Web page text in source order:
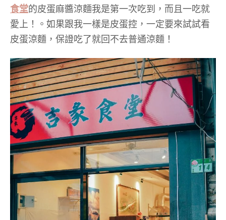
食堂的皮蛋麻醬涼麵我是第一次吃到，而且一吃就
愛上！。如果跟我一樣是皮蛋控，一定要來試試看
皮蛋涼麵，保證吃了就回不去普通涼麵！